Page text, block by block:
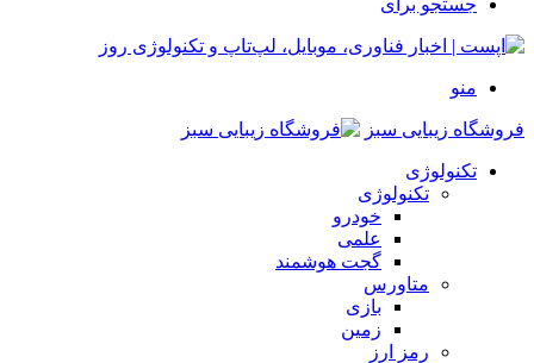
جستجو برای
منو
فروشگاه زیبایی سبز
تکنولوژی
تکنولوژی
خودرو
علمی
گجت هوشمند
متاورس
بازی
زمین
رمز ارز